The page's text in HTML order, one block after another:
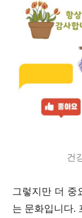
건
그렇지만 더 중
는 문화입니다.